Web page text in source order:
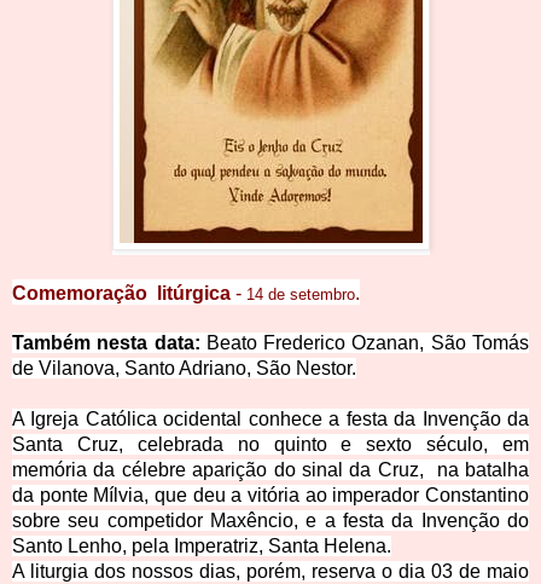
Comemoração litúrgica - 14 de setembro.
Também nesta data: Beato Frederico Ozanan, São Tomás
de Vilanova, Santo Adriano, São Nestor.
A Igreja Católica ocidental conhece a festa da Invenção da
Santa Cruz, celebrada no quinto e sexto século, em
memória da célebre aparição do sinal da Cruz, na batalha
da ponte Mílvia, que deu a vitória ao imperador Constantino
sobre seu competidor Maxêncio, e a festa da Invenção do
Santo Lenho, pela Imperatriz, Santa Helena.
A liturgia dos nossos dias, porém, reserva o dia 03 de maio